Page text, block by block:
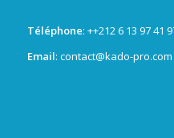
Téléphone: ++212 6 13 97 41
Email: contact@kado-pro.com